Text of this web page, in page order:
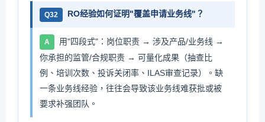
Q32 RO经验如何证明"覆盖申请业务线"？
A
用"四段式"：岗位职责 → 涉及产品/业务线 →
你承担的监管/合规职责 → 可量化成果（抽查比
例、培训次数、投诉关闭率、ILAS审查记录）。缺
一条业务线经验，往往会导致该业务线难获批或被
要求补强团队。